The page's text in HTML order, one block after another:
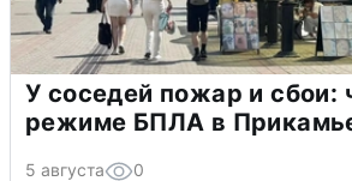
У соседей пожар и сбои:
режиме БПЛА в
5 августа 0